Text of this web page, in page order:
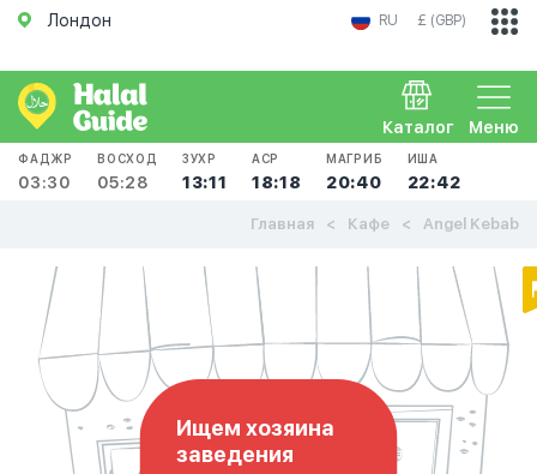
Лондон RU £ (GBP)
Меню
Каталог
ФАДЖР
03:30
ВОСХОД
05:28
ЗУХР
13:11
АСР
18:18
МАГРИБ
20:40
ИША
22:42
Главная Кафе Angel Kebab
Ищем хозяина
заведения